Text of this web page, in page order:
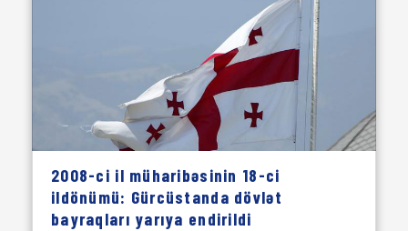
2008-ci il müharibəsinin 18-ci
ildönümü: Gürcüstanda dövlət
bayraqları yarıya endirildi